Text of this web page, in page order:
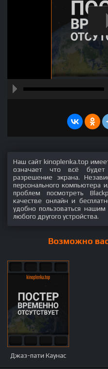
Наш сайт kinoplenka.top
означает что всё будет
разрешение экрана.
персонального компьютера
проблем посмотреть
качестве онлайн и
удобно пользоваться
любого другого устройства.
Возможно
Джаз-пати Каунас